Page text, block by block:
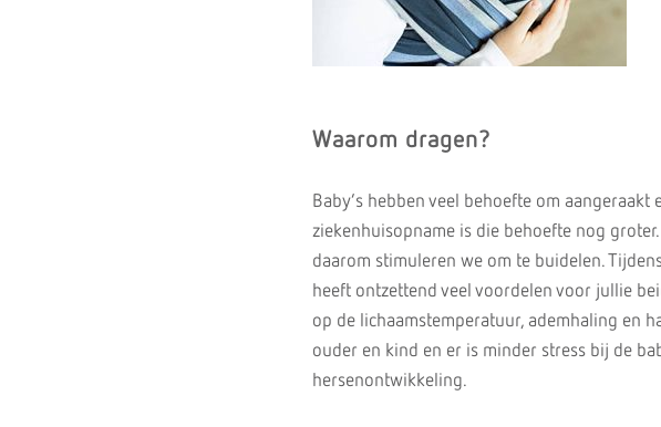
Waarom dragen?
Baby’s hebben veel behoefte om
ziekenhuisopname is die behoefte nog
daarom stimuleren we om te buidelen.
heeft ontzettend veel voordelen voor jullie
op de lichaamstemperatuur, ademhaling en
ouder en kind en er is minder stress bij de
hersenontwikkeling.